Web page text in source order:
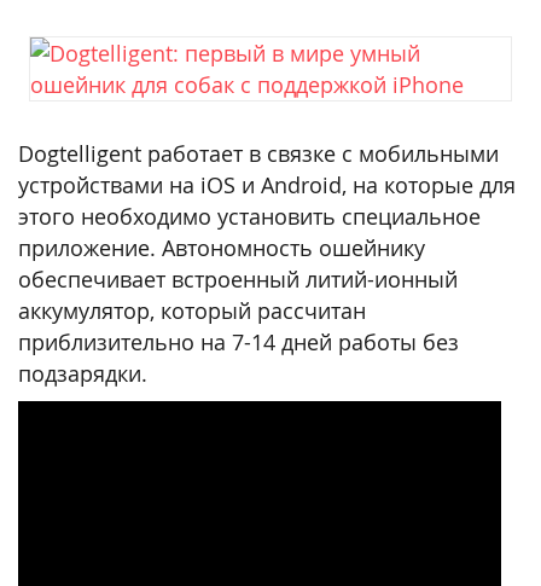
Dogtelligent работает в связке с мобильными
устройствами на iOS и Android, на которые для
этого необходимо установить специальное
приложение. Автономность ошейнику
обеспечивает встроенный литий-ионный
аккумулятор, который рассчитан
приблизительно на 7-14 дней работы без
подзарядки.